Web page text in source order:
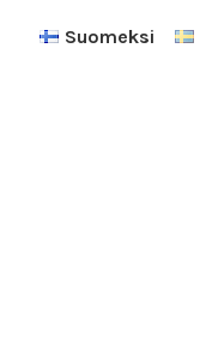
Suomeksi